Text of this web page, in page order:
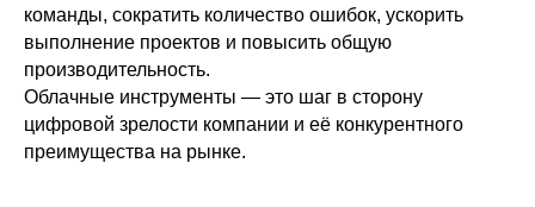
команды, сократить количество ошибок, ускорить
выполнение проектов и повысить общую
производительность.
Облачные инструменты — это шаг в сторону
цифровой зрелости компании и её конкурентного
преимущества на рынке.